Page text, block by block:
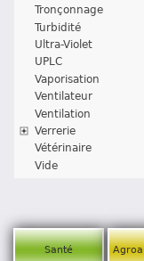
Tronçonnage
Turbidité
Ultra-Violet
UPLC
Vaporisation
Ventilateur
Ventilation
Verrerie
Vétérinaire
Vide
Santé